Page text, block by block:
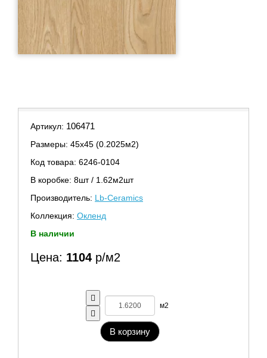
Артикул: 106471
Размеры: 45х45 (0.2025м2)
Код товара: 6246-0104
В коробке: 8шт / 1.62м2шт
Производитель: Lb-Ceramics
Коллекция: Окленд
В наличии
Цена: 1104 р/м2
м2
В корзину